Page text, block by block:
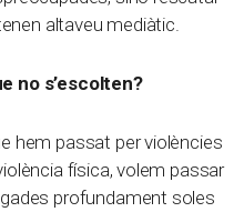
altaveu mediàtic.
no s’escolten?
hem passat per violències
física, volem passar
profundament soles